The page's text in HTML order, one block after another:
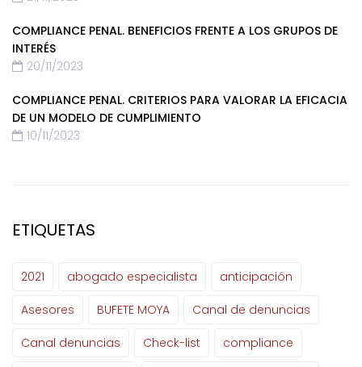
COMPLIANCE PENAL. BENEFICIOS FRENTE A LOS GRUPOS DE
INTERÉS
20/11/2023
COMPLIANCE PENAL. CRITERIOS PARA VALORAR LA EFICACIA
DE UN MODELO DE CUMPLIMIENTO
10/11/2023
ETIQUETAS
2021 abogado especialista anticipación
Asesores BUFETE MOYA Canal de denuncias
Canal denuncias Check-list compliance